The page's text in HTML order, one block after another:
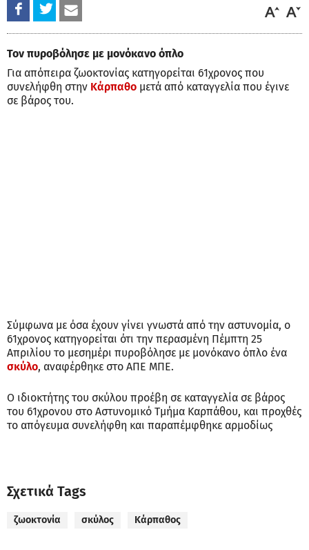
Τον πυροβόλησε με μονόκανο όπλο
Για απόπειρα ζωοκτονίας κατηγορείται 61χρονος που
συνελήφθη στην Κάρπαθο μετά από καταγγελία που έγινε
σε βάρος του.
Σύμφωνα με όσα έχουν γίνει γνωστά από την αστυνομία, ο
61χρονος κατηγορείται ότι την περασμένη Πέμπτη 25
Απριλίου το μεσημέρι πυροβόλησε με μονόκανο όπλο ένα
σκύλο, αναφέρθηκε στο ΑΠΕ ΜΠΕ.
Ο ιδιοκτήτης του σκύλου προέβη σε καταγγελία σε βάρος
του 61χρονου στο Αστυνομικό Τμήμα Καρπάθου, και προχθές
το απόγευμα συνελήφθη και παραπέμφθηκε αρμοδίως
Σχετικά Tags
ζωοκτονία σκύλος Κάρπαθος